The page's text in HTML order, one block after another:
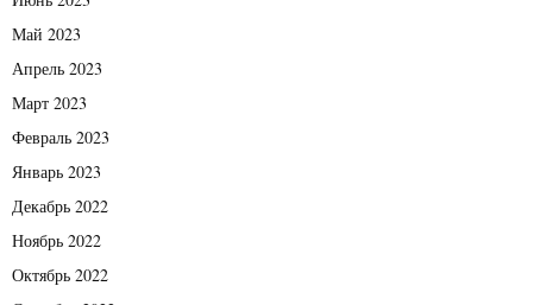
Май 2023
Апрель 2023
Март 2023
Февраль 2023
Январь 2023
Декабрь 2022
Ноябрь 2022
Октябрь 2022